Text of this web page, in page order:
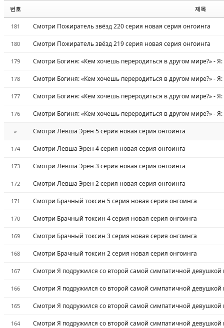
번호 제목
181 Смотри Пожиратель звёзд 220 серия новая серия онгоинга
180 Смотри Пожиратель звёзд 219 серия новая серия онгоинга
179 Смотри Богиня: «Кем хочешь переродиться в другом мире?» -
178 Смотри Богиня: «Кем хочешь переродиться в другом мире?» -
177 Смотри Богиня: «Кем хочешь переродиться в другом мире?» -
176 Смотри Богиня: «Кем хочешь переродиться в другом мире?» -
» Смотри Левша Эрен 5 серия новая серия онгоинга
174 Смотри Левша Эрен 4 серия новая серия онгоинга
173 Смотри Левша Эрен 3 серия новая серия онгоинга
172 Смотри Левша Эрен 2 серия новая серия онгоинга
171 Смотри Брачный токсин 5 серия новая серия онгоинга
170 Смотри Брачный токсин 4 серия новая серия онгоинга
169 Смотри Брачный токсин 3 серия новая серия онгоинга
168 Смотри Брачный токсин 2 серия новая серия онгоинга
167 Смотри Я подружился со второй самой симпатичной девушкой
166 Смотри Я подружился со второй самой симпатичной девушкой
165 Смотри Я подружился со второй самой симпатичной девушкой
164 Смотри Я подружился со второй самой симпатичной девушкой